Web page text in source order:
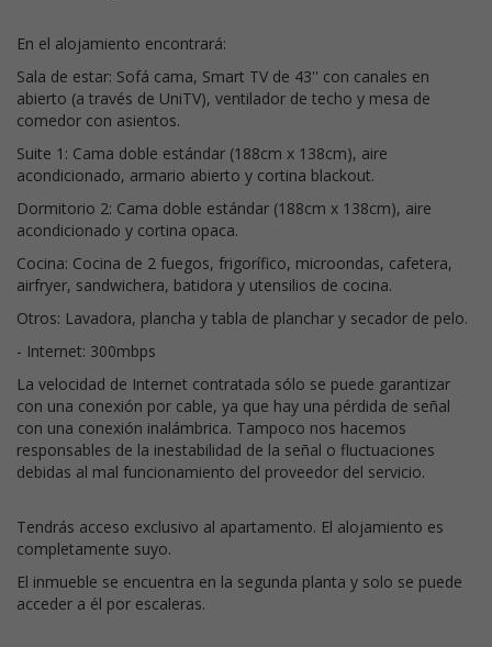
En el alojamiento encontrará:
Sala de estar: Sofá cama, Smart TV de 43'' con canales en
abierto (a través de UniTV), ventilador de techo y mesa de
comedor con asientos.
Suite 1: Cama doble estándar (188cm x 138cm), aire
acondicionado, armario abierto y cortina blackout.
Dormitorio 2: Cama doble estándar (188cm x 138cm), aire
acondicionado y cortina opaca.
Cocina: Cocina de 2 fuegos, frigorífico, microondas, cafetera,
airfryer, sandwichera, batidora y utensilios de cocina.
Otros: Lavadora, plancha y tabla de planchar y secador de pelo.
- Internet: 300mbps
La velocidad de Internet contratada sólo se puede garantizar
con una conexión por cable, ya que hay una pérdida de señal
con una conexión inalámbrica. Tampoco nos hacemos
responsables de la inestabilidad de la señal o fluctuaciones
debidas al mal funcionamiento del proveedor del servicio.
Tendrás acceso exclusivo al apartamento. El alojamiento es
completamente suyo.
El inmueble se encuentra en la segunda planta y solo se puede
acceder a él por escaleras.